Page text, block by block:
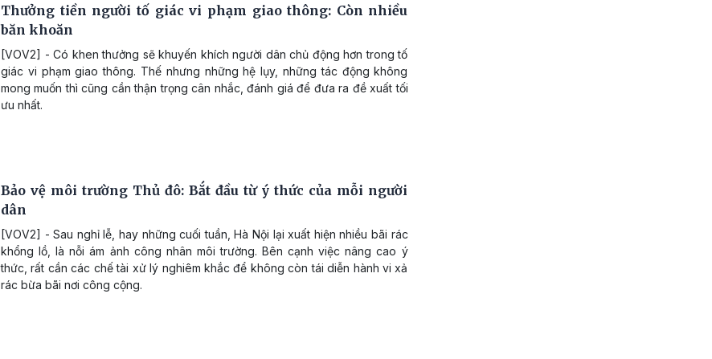
Thưởng tiền người tố giác vi phạm giao thông: Còn nhiều
băn khoăn
[VOV2] - Có khen thưởng sẽ khuyến khích người dân chủ động hơn trong tố
giác vi phạm giao thông. Thế nhưng những hệ lụy, những tác động không
mong muốn thì cũng cần thận trọng cân nhắc, đánh giá để đưa ra đề xuất tối
ưu nhất.
Bảo vệ môi trường Thủ đô: Bắt đầu từ ý thức của mỗi người
dân
[VOV2] - Sau nghỉ lễ, hay những cuối tuần, Hà Nội lại xuất hiện nhiều bãi rác
khổng lồ, là nỗi ám ảnh công nhân môi trường. Bên cạnh việc nâng cao ý
thức, rất cần các chế tài xử lý nghiêm khắc để không còn tái diễn hành vi xả
rác bừa bãi nơi công cộng.